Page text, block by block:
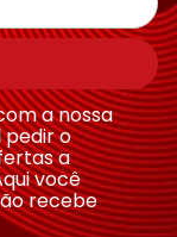
a nossa
pedir o
a
você
recebe